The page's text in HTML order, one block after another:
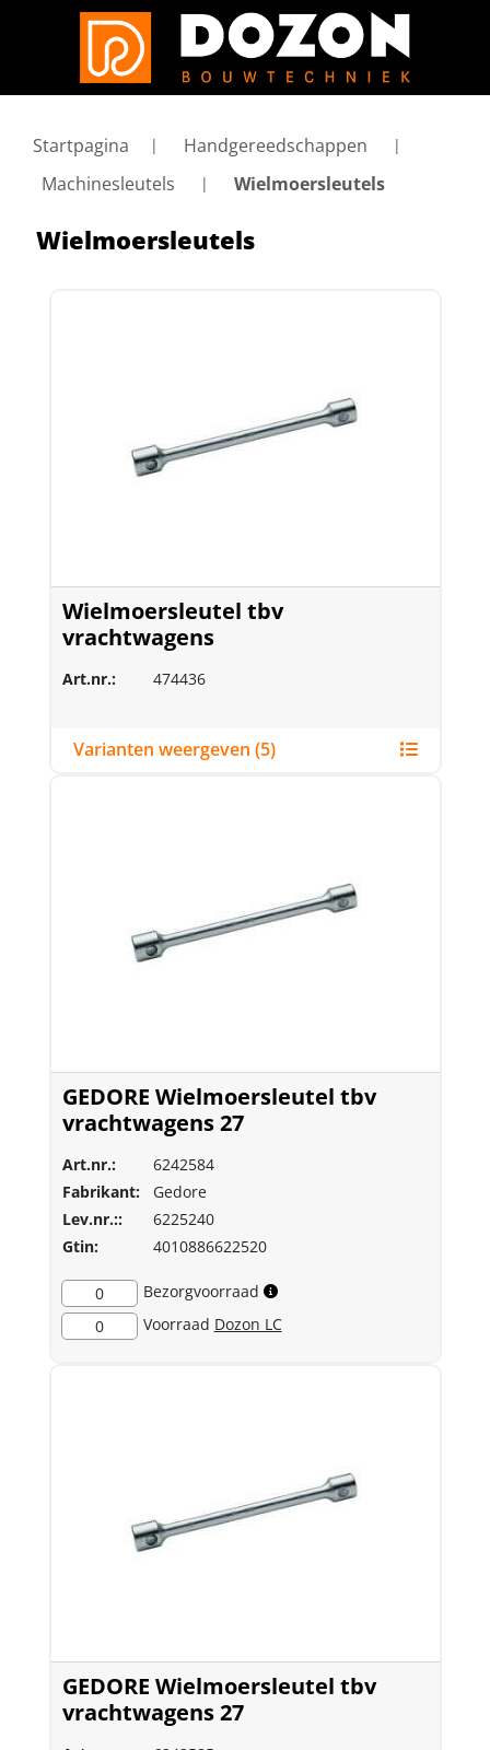
Startpagina
Handgereedschappen
Machinesleutels
Wielmoersleutels
Wielmoersleutels
Wielmoersleutel tbv
vrachtwagens
Art.nr.: 474436
Varianten weergeven (5)
GEDORE Wielmoersleutel tbv
vrachtwagens 27
Art.nr.:
6242584
Fabrikant:
Gedore
Lev.nr.::
6225240
Gtin:
4010886622520
0
Bezorgvoorraad
0
Voorraad Dozon LC
GEDORE Wielmoersleutel tbv
vrachtwagens 27